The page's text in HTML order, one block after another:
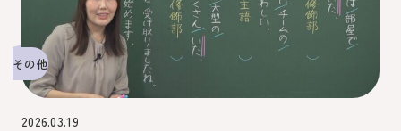
その他
2026.03.19